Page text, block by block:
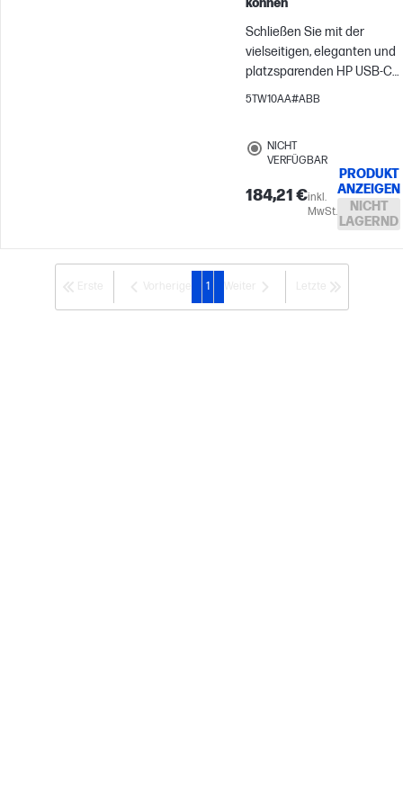
können
Schließen Sie mit der
vielseitigen, eleganten und
platzsparenden HP USB-C®-
Dockingstation G5 Ihre
Netzwerk an Ihren USB-C®-
fähigen Laptop an.
5TW10AA#ABB
NICHT
VERFÜGBAR
184,21 €inkl.
MwSt.
PRODUKT
ANZEIGEN
NICHT
LAGERND
1